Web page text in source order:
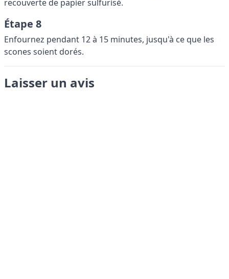
recouverte de papier sulfurisé.
Étape 8
Enfournez pendant 12 à 15 minutes, jusqu'à ce que les
scones soient dorés.
Laisser un avis